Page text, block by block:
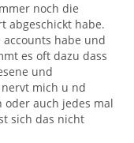
noch die
abgeschickt habe.
habe und
es oft dazu dass
und
mich u nd
auch jedes mal
sich das nicht